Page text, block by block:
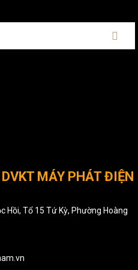
MÁY PHÁT ĐIỆN
Hồi, Tổ 15 Tứ Kỳ, Phường Hoàng